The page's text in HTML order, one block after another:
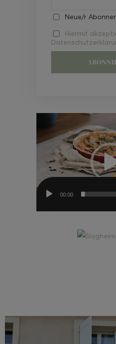
Neue/r
Hiermit
Video-
00:00